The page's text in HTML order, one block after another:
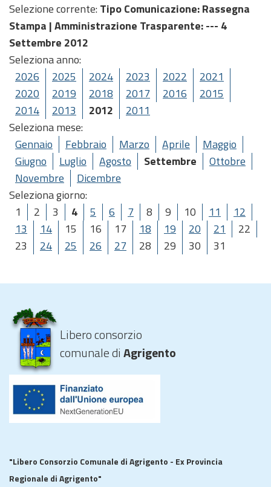
Selezione corrente: Tipo Comunicazione: Rassegna
Stampa |Amministrazione Trasparente: --- 4
Settembre 2012
Seleziona anno:
2026
2025 2024 2023 2022
2021
2020
2019 2018 2017 2016
2015
2014
2013 2012
2011
Seleziona mese:
Gennaio
Febbraio Marzo Aprile
Maggio
Giugno
Luglio Agosto Settembre
Ottobre
Novembre
Dicembre
Seleziona giorno:
1
2 3 4 5 6 7 8 9 10 11
12
13
14 15 16 17 18 19 20 21
22
23
24 25 26 27 28 29 30 31
Libero consorzio
comunale diAgrigento
"Libero Consorzio Comunale di Agrigento - Ex Provincia
Regionale di Agrigento"